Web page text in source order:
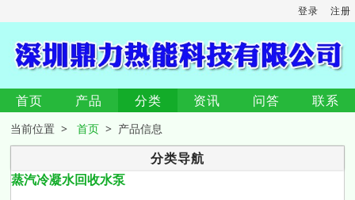
登录 注册
首页 产品 分类 资讯 问答 联系
当前位置 >首页 > 产品信息
分类导航
蒸汽冷凝水回收水泵